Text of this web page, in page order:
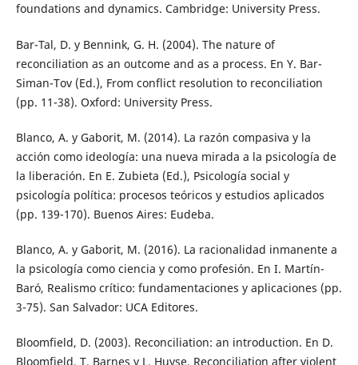
foundations and dynamics. Cambridge: University Press.
Bar-Tal, D. y Bennink, G. H. (2004). The nature of
reconciliation as an outcome and as a process. En Y. Bar-
Siman-Tov (Ed.), From conflict resolution to reconciliation
(pp. 11-38). Oxford: University Press.
Blanco, A. y Gaborit, M. (2014). La razón compasiva y la
acción como ideología: una nueva mirada a la psicología de
la liberación. En E. Zubieta (Ed.), Psicología social y
psicología política: procesos teóricos y estudios aplicados
(pp. 139-170). Buenos Aires: Eudeba.
Blanco, A. y Gaborit, M. (2016). La racionalidad inmanente a
la psicología como ciencia y como profesión. En I. Martín-
Baró, Realismo crítico: fundamentaciones y aplicaciones (pp.
3-75). San Salvador: UCA Editores.
Bloomfield, D. (2003). Reconciliation: an introduction. En D.
Bloomfield, T. Barnes y L. Huyse, Reconciliation after violent